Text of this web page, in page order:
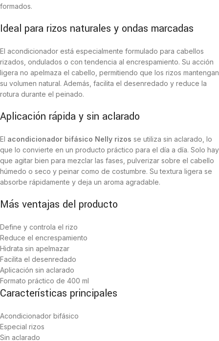
formados.
Ideal para rizos naturales y ondas marcadas
El acondicionador está especialmente formulado para cabellos
rizados, ondulados o con tendencia al encrespamiento. Su acción
ligera no apelmaza el cabello, permitiendo que los rizos mantengan
su volumen natural. Además, facilita el desenredado y reduce la
rotura durante el peinado.
Aplicación rápida y sin aclarado
El acondicionador bifásico Nelly rizos se utiliza sin aclarado, lo
que lo convierte en un producto práctico para el día a día. Solo hay
que agitar bien para mezclar las fases, pulverizar sobre el cabello
húmedo o seco y peinar como de costumbre. Su textura ligera se
absorbe rápidamente y deja un aroma agradable.
Más ventajas del producto
Define y controla el rizo
Reduce el encrespamiento
Hidrata sin apelmazar
Facilita el desenredado
Aplicación sin aclarado
Formato práctico de 400 ml
Características principales
Acondicionador bifásico
Especial rizos
Sin aclarado